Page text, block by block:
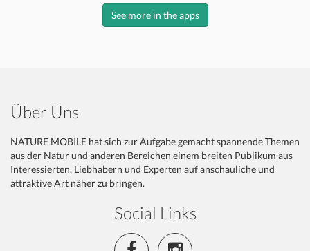
See more in the apps
Über Uns
NATURE MOBILE hat sich zur Aufgabe gemacht spannende Themen
aus der Natur und anderen Bereichen einem breiten Publikum aus
Interessierten, Liebhabern und Experten auf anschauliche und
attraktive Art näher zu bringen.
Social Links